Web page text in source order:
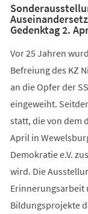
Gedenktag 2.
Vor 25 Jahren
Befreiung des KZ
an die Opfer der
eingeweiht.
statt, die von dem
April in
Demokratie e.V.
wird. Die
Erinnerungsarbeit
Bildungsprojekte